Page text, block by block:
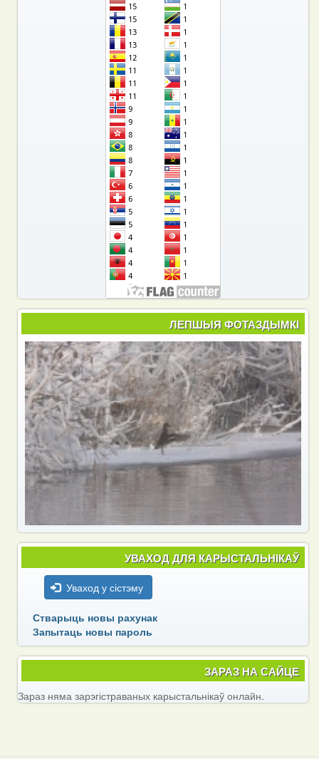
ЛЕПШЫЯ ФОТАЗДЫМКІ
УВАХОД ДЛЯ КАРЫСТАЛЬНІКАЎ
Уваход у сістэму
Стварыць новы рахунак
Запытаць новы пароль
ЗАРАЗ НА САЙЦЕ
Зараз няма зарэгістраваных карыстальнікаў онлайн.